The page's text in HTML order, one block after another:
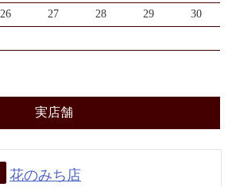
26 27 28 29
30
実店舗
花のみち店